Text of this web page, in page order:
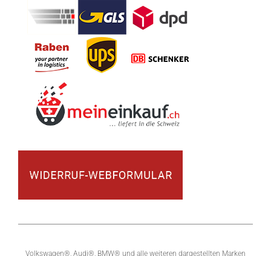
Volkswagen®, Audi®, BMW® und alle weiteren dargestellten Marken